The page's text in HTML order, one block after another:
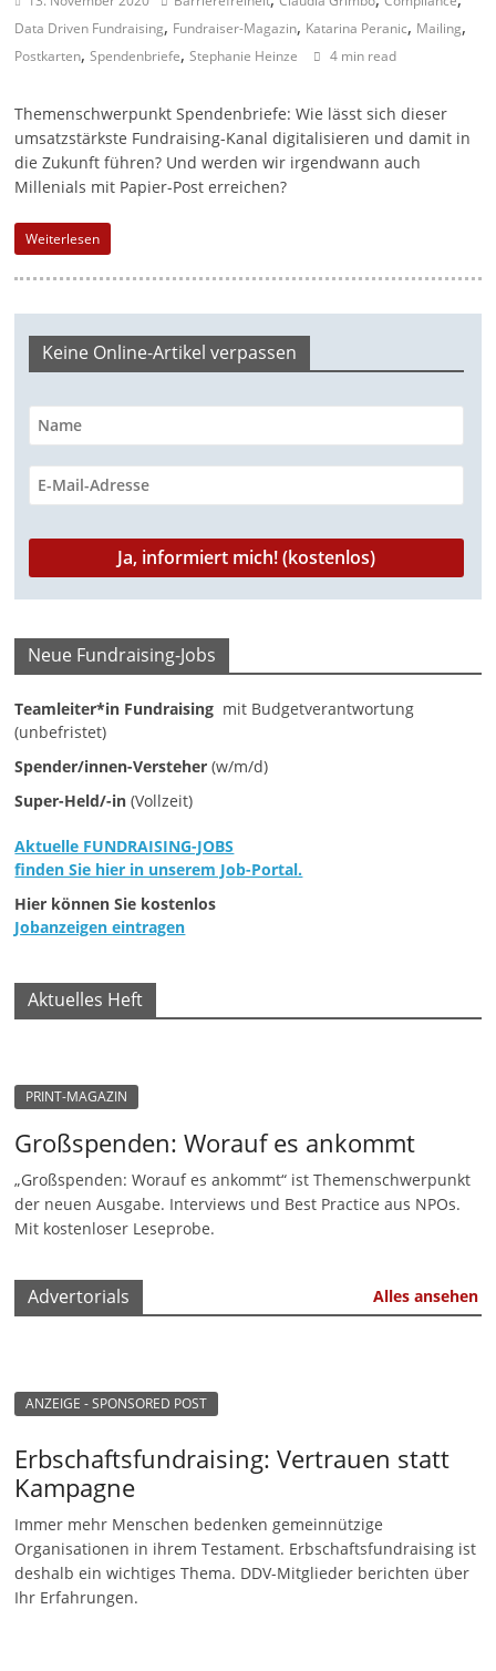
a
g
z
i
n
r
o
z
l
a
e
t
i
g
|
p
e
n
e
n
r
e
i
n
i
f
t
n
g
e
Data Driven Fundraising, Fundraiser-Magazin, Katarina Peranic, Mailing,
Postkarten,Spendenbriefe,Stephanie Heinze 4 min read
Themenschwerpunkt Spendenbriefe: Wie lässt sich dieser
umsatzstärkste Fundraising-Kanal digitalisieren und damit in
die Zukunft führen? Und werden wir irgendwann auch
Millenials mit Papier-Post erreichen?
Weiterlesen
Keine Online-Artikel verpassen
Neue Fundraising-Jobs
Teamleiter*in Fundraising mit Budgetverantwortung
(unbefristet)
Spender/innen-Versteher (w/m/d)
Super-Held/-in (Vollzeit)
Aktuelle FUNDRAISING-JOBS
finden Sie hier in unserem Job-Portal.
Hier können Sie kostenlos
Jobanzeigen eintragen
Aktuelles Heft
PRINT-MAGAZIN
Großspenden: Worauf es ankommt
„Großspenden: Worauf es ankommt“ ist Themenschwerpunkt
der neuen Ausgabe. Interviews und Best Practice aus NPOs.
Mit kostenloser Leseprobe.
Advertorials Alles ansehen
ANZEIGE - SPONSORED POST
Erbschaftsfundraising: Vertrauen statt
Kampagne
Immer mehr Menschen bedenken gemeinnützige
Organisationen in ihrem Testament. Erbschaftsfundraising ist
deshalb ein wichtiges Thema. DDV-Mitglieder berichten über
Ihr Erfahrungen.